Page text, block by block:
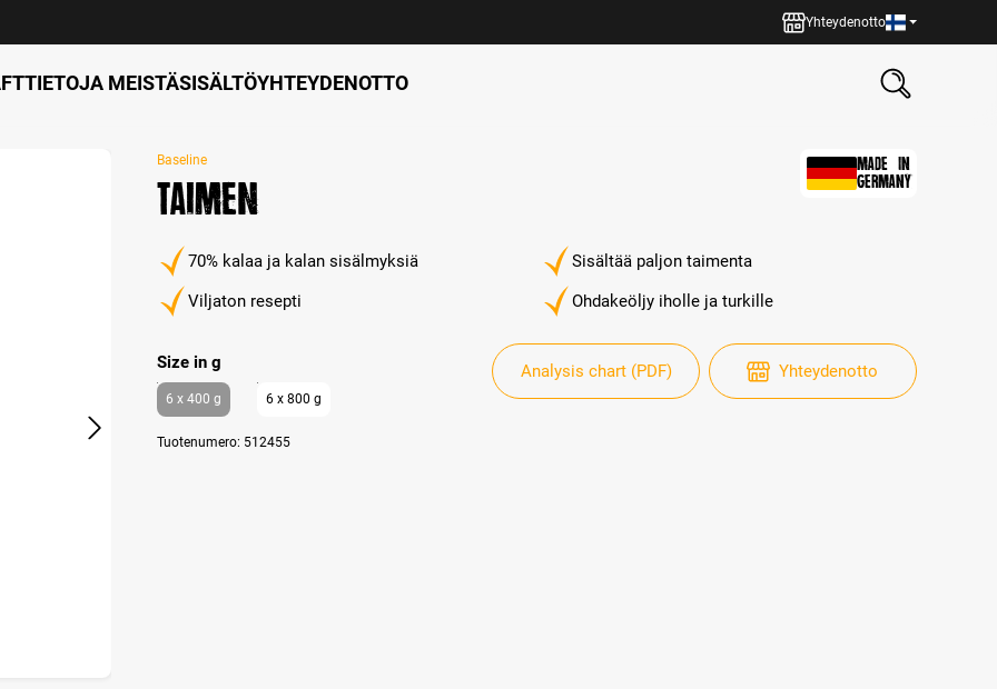
Yhteydenotto
TIETOJA MEISTÄSISÄLTÖYHTEYDENOTTO
Baseline
Taimen
MADE IN
GERMANY
70% kalaa ja kalan sisälmyksiä
Sisältää paljon taimenta
Viljaton resepti
Ohdakeöljy iholle ja turkille
Select
Size in g
6 x 400 g 6 x 800 g
Tuotenumero: 512455
Analysis chart (PDF) Yhteydenotto